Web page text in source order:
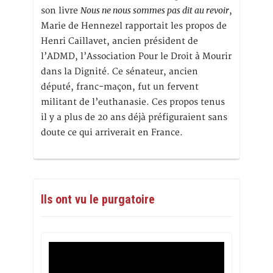
son livre Nous ne nous sommes pas dit au revoir,
Marie de Hennezel rapportait les propos de
Henri Caillavet, ancien président de
l’ADMD, l’Association Pour le Droit à Mourir
dans la Dignité. Ce sénateur, ancien
député, franc-maçon, fut un fervent
militant de l’euthanasie. Ces propos tenus
il y a plus de 20 ans déjà préfiguraient sans
doute ce qui arriverait en France.
Ils ont vu le purgatoire